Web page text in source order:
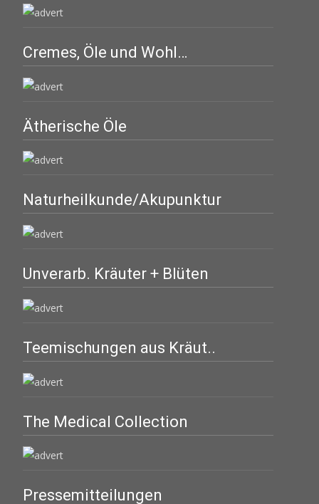
Cremes, Öle und Wohl…
Ätherische Öle
Naturheilkunde/Akupunktur
Unverarb. Kräuter + Blüten
Teemischungen aus Kräut..
The Medical Collection
Pressemitteilungen